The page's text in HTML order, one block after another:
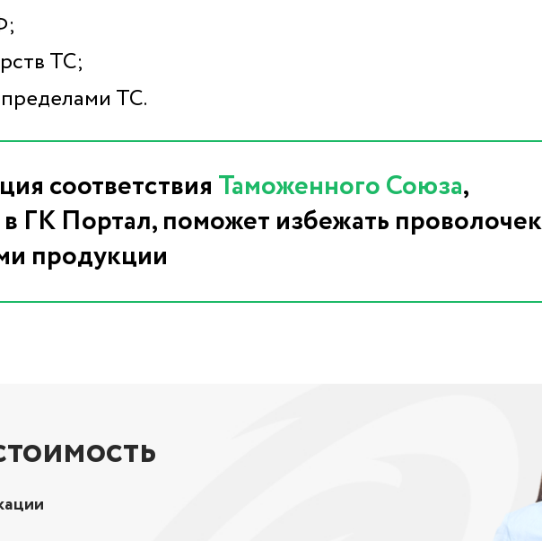
ТС;
ТС.
соответствияТаможенного Союза,
в ГК Портал, поможет избежать проволочек
продукции